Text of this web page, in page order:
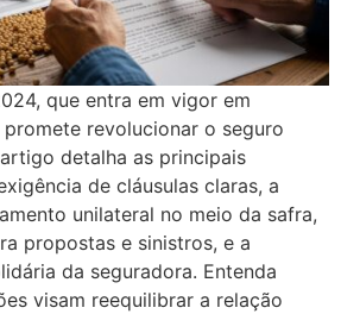
que entra em vigor em
revolucionar o seguro
detalha as principais
de cláusulas claras, a
unilateral no meio da safra,
propostas e sinistros, e a
da seguradora. Entenda
visam reequilibrar a relação